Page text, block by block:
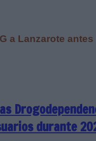
a Lanzarote
durante